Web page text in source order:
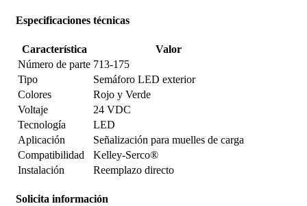
Especificaciones técnicas
Característica
Valor
Número de parte 713-175
Tipo
Semáforo LED exterior
Colores
Rojo y Verde
Voltaje
24 VDC
Tecnología
LED
Aplicación
Señalización para muelles de carga
Compatibilidad
Kelley-Serco®
Instalación
Reemplazo directo
Solicita información